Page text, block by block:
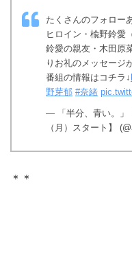
たくさんのフォロー
ヒロイン・楡野鈴愛
鈴愛の親友・木田原
りお礼のメッセージ
番組の情報はコチラ↓
野芽郁 #奈緒
— 「半分、青い。」
（月）スタート】
＊＊